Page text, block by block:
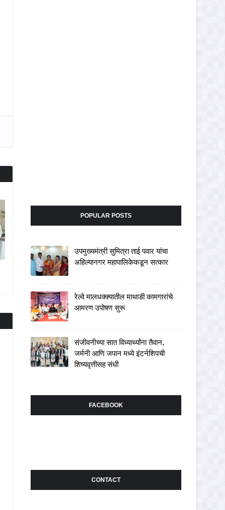
POPULAR POSTS
उपमुख्यमंत्री सुमित्रा ताई पवार यांचा
अहिल्यानगर महापालिकेकडून सत्कार
रेल्वे मालधक्क्यातील माथाडी कामगारांचे
आमरण उपोषण सुरू
संजीवनीच्या सात विध्यार्थ्यांना तैवान,
जर्मनी आणि जपान मध्ये इंटर्नशिपची
शिष्यवृत्तीसह संधी
FACEBOOK
CONTACT